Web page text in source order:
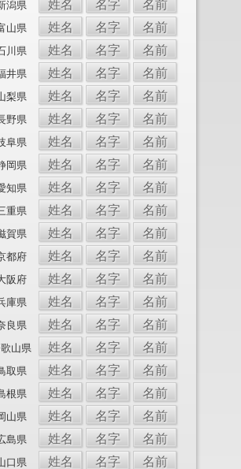
潟県 姓名 名字 名前
山県 姓名 名字 名前
川県 姓名 名字 名前
井県 姓名 名字 名前
梨県 姓名 名字 名前
野県 姓名 名字 名前
阜県 姓名 名字 名前
岡県 姓名 名字 名前
知県 姓名 名字 名前
重県 姓名 名字 名前
賀県 姓名 名字 名前
都府 姓名 名字 名前
阪府 姓名 名字 名前
庫県 姓名 名字 名前
良県 姓名 名字 名前
山県 姓名 名字 名前
取県 姓名 名字 名前
根県 姓名 名字 名前
山県 姓名 名字 名前
島県 姓名 名字 名前
口県 姓名 名字 名前